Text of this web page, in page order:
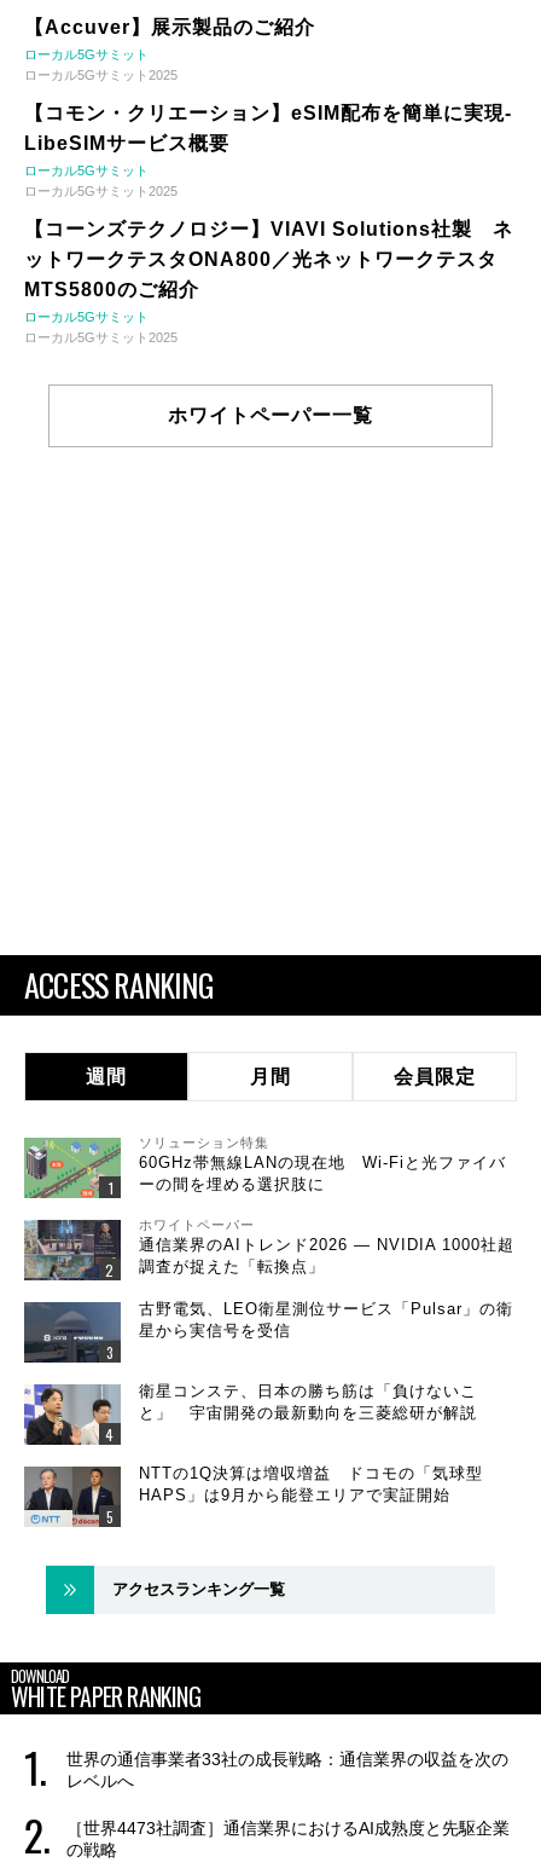
【Accuver】展示製品のご紹介
ローカル5Gサミット
ローカル5Gサミット2025
【コモン・クリエーション】eSIM配布を簡単に実現-
LibeSIMサービス概要
ローカル5Gサミット
ローカル5Gサミット2025
【コーンズテクノロジー】VIAVI Solutions社製 ネ
ットワークテスタONA800／光ネットワークテスタ
MTS5800のご紹介
ローカル5Gサミット
ローカル5Gサミット2025
ホワイトペーパー一覧
ACCESS RANKING
週間 月間 会員限定
ソリューション特集
60GHz帯無線LANの現在地 Wi-Fiと光ファイバ
ーの間を埋める選択肢に
ホワイトペーパー
通信業界のAIトレンド2026 ― NVIDIA 1000社超
調査が捉えた「転換点」
古野電気、LEO衛星測位サービス「Pulsar」の衛
星から実信号を受信
衛星コンステ、日本の勝ち筋は「負けないこ
と」 宇宙開発の最新動向を三菱総研が解説
NTTの1Q決算は増収増益 ドコモの「気球型
HAPS」は9月から能登エリアで実証開始
アクセスランキング一覧
DOWNLOAD
WHITE PAPER RANKING
世界の通信事業者33社の成長戦略：通信業界の収益を次の
レベルへ
［世界4473社調査］通信業界におけるAI成熟度と先駆企業
の戦略